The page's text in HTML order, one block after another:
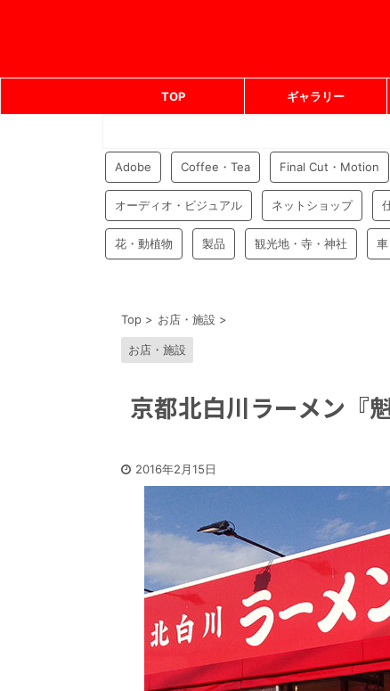
TOP ギャラリー
Adobe Coffee・Tea Final Cut・Motion
オーディオ・ビジュアル ネットショップ
花・動植物 製品 観光地・寺・神社 車
Top > お店・施設 >
お店・施設
京都北白川ラーメン『
2016年2月15日